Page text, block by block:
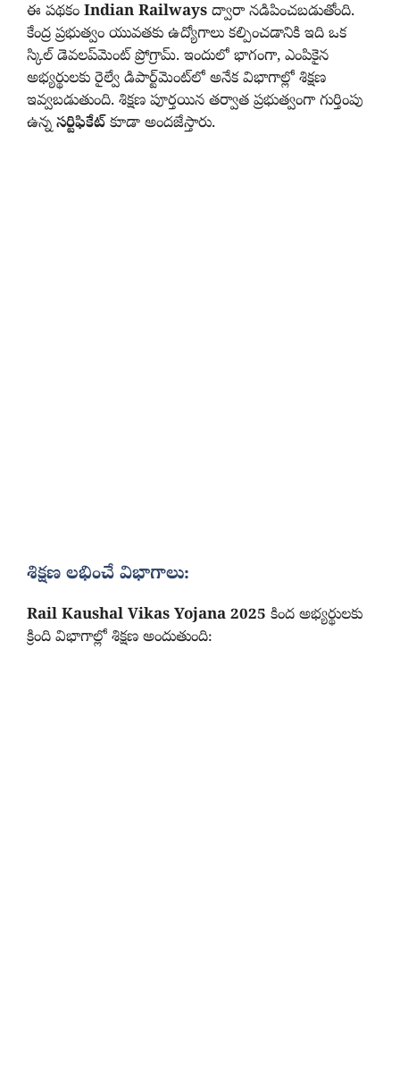
ఈ పథకం Indian Railways ద్వారా నడిపించబడుతోంది.
కేంద్ర ప్రభుత్వం యువతకు ఉద్యోగాలు కల్పించడానికి ఇది ఒక
స్కిల్ డెవలప్‌మెంట్ ప్రోగ్రామ్. ఇందులో భాగంగా, ఎంపికైన
అభ్యర్థులకు రైల్వే డిపార్ట్‌మెంట్‌లో అనేక విభాగాల్లో శిక్షణ
ఇవ్వబడుతుంది. శిక్షణ పూర్తయిన తర్వాత ప్రభుత్వంగా గుర్తింపు
ఉన్న సర్టిఫికేట్కూడా అందజేస్తారు.
శిక్షణ లభించే విభాగాలు:
Rail Kaushal Vikas Yojana 2025 కింద అభ్యర్థులకు
క్రింది విభాగాల్లో శిక్షణ అందుతుంది: